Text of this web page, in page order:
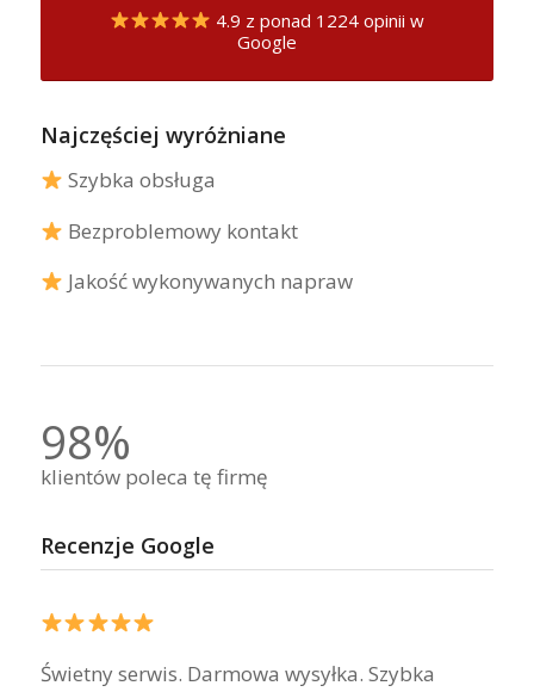
4.9 z ponad 1224 opinii w
Google
Najczęściej wyróżniane
Szybka obsługa
Bezproblemowy kontakt
Jakość wykonywanych napraw
98%
klientów poleca tę firmę
Recenzje Google
Świetny serwis. Darmowa wysyłka. Szybka